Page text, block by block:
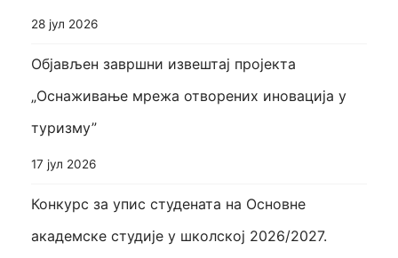
28 јул 2026
Објављен завршни извештај пројекта
„Оснаживање мрежа отворених иновација у
туризму”
17 јул 2026
Конкурс за упис студената на Основне
академске студије у школској 2026/2027.